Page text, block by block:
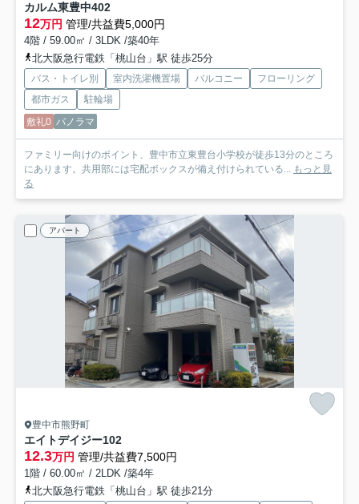
カルム東豊中402
12万円 管理/共益費5,000円
4階 / 59.00㎡ / 3LDK /築40年
北大阪急行電鉄「桃山台」駅 徒歩25分
バス・トイレ別 室内洗濯機置場 バルコニー
フローリング
都市ガス
駐輪場
敷礼0 パノラマ
ファミリー向けのポイント、豊中市立東豊台小学校が徒歩13分のところ
にあります。共用部には宅配ボックスが備え付けられている... もっと見
る
アパート
豊中市熊野町
エイトデイジー102
12.3万円 管理/共益費7,500円
1階 / 60.00㎡ / 2LDK /築4年
北大阪急行電鉄「桃山台」駅 徒歩21分